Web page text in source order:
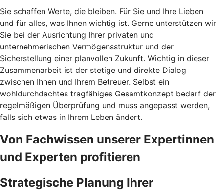
Sie schaffen Werte, die bleiben. Für Sie und Ihre Lieben
und für alles, was Ihnen wichtig ist. Gerne unterstützen wir
Sie bei der Ausrichtung Ihrer privaten und
unternehmerischen Vermögensstruktur und der
Sicherstellung einer planvollen Zukunft. Wichtig in dieser
Zusammenarbeit ist der stetige und direkte Dialog
zwischen Ihnen und Ihrem Betreuer. Selbst ein
wohldurchdachtes tragfähiges Gesamtkonzept bedarf der
regelmäßigen Überprüfung und muss angepasst werden,
falls sich etwas in Ihrem Leben ändert.
Von Fachwissen unserer Expertinnen
und Experten profitieren
Strategische Planung Ihrer